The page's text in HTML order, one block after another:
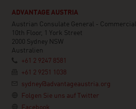
ADVANTAGE AUSTRIA
Austrian Consulate General -
10th Floor, 1 York Street
2000 Sydney NSW
Australien
+61 2 9247 8581
+61 2 9251 1038
sydney@advantageaustria.org
Folgen Sie uns auf Twitter
Facebook